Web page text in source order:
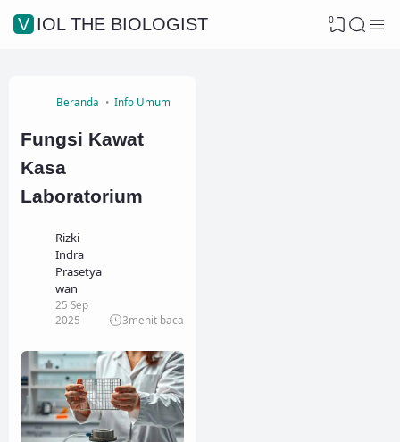
VIOL THE BIOLOGIST 0
Beranda Info Umum
Fungsi Kawat
Kasa
Laboratorium
Rizki
Indra
Prasetya
wan
25 Sep
2025
3menit baca